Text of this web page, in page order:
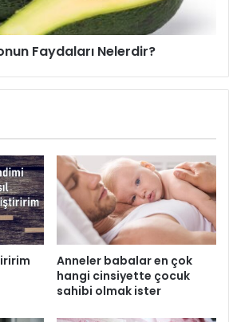
Faydaları Nelerdir?
Anneler babalar en çok
hangi cinsiyette çocuk
sahibi olmak ister